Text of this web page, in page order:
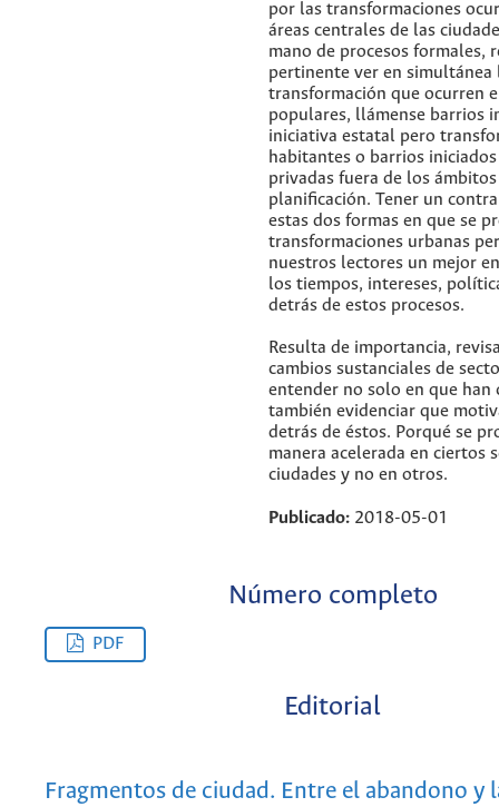
por las transformaciones
áreas centrales de las
mano de procesos formales,
pertinente ver en simultánea
transformación que ocurren
populares, llámense barrios
iniciativa estatal pero
habitantes o barrios
privadas fuera de los
planificación. Tener un
estas dos formas en que se
transformaciones urbanas
nuestros lectores un mejor
los tiempos, intereses,
detrás de estos procesos.
Resulta de importancia,
cambios sustanciales de
entender no solo en que han
también evidenciar que
detrás de éstos. Porqué se
manera acelerada en ciertos
ciudades y no en otros.
Publicado: 2018-05-01
Número completo
PDF
Editorial
Fragmentos de ciudad. Entre el abandono y